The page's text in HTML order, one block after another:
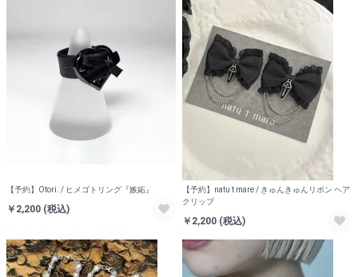
【予約】Otori. / ヒメゴトリング『嫉妬』
￥2,200 (税込)
【予約】natu t mare / きゅんきゅんリボン ヘア
クリップ
￥2,200 (税込)